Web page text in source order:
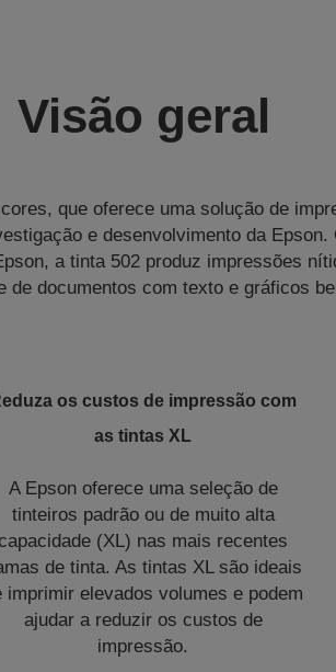
Visão geral
que oferece uma solução de
e desenvolvimento da Epson.
a tinta 502 produz impressões
de documentos com texto e gráficos
os custos de impressão com
as tintas XL
A Epson oferece uma seleção de
tinteiros padrão ou de muito alta
(XL) nas mais recentes
de tinta. As tintas XL são ideais
imprimir elevados volumes e podem
ajudar a reduzir os custos de
impressão.